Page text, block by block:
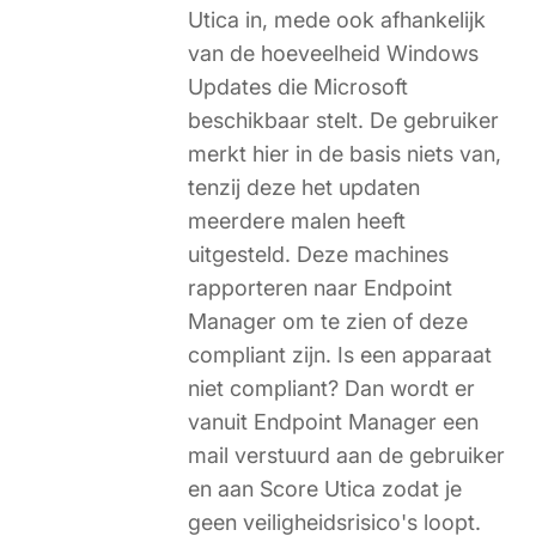
Utica in, mede ook afhankelijk
van de hoeveelheid Windows
Updates die Microsoft
beschikbaar stelt. De gebruiker
merkt hier in de basis niets van,
tenzij deze het updaten
meerdere malen heeft
uitgesteld. Deze machines
rapporteren naar Endpoint
Manager om te zien of deze
compliant zijn. Is een apparaat
niet compliant? Dan wordt er
vanuit Endpoint Manager een
mail verstuurd aan de gebruiker
en aan Score Utica zodat je
geen veiligheidsrisico's loopt.